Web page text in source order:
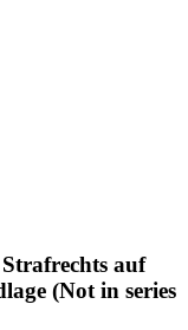
auf
(Not in series